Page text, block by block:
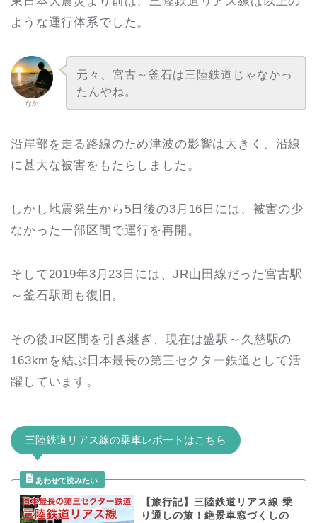
ような運行体系でした。
なか
元々、宮古～釜石は三陸鉄道じゃなかっ
たんやね。
沿岸部を走る路線のため津波の影響は大きく、沿線
に甚大な被害をもたらしました。
しかし地震発生から5日後の3月16日には、被害の少
なかった一部区間で運行を再開。
そして2019年3月23日には、JR山田線だった宮古駅
～釜石駅間も復旧。
その後JR区間を引き継ぎ、現在は盛駅～久慈駅の
163kmを結ぶ日本最長の第三セクター鉄道として活
躍しています。
三陸鉄道リアス線の乗車レポートはこちら
【旅行記】三陸鉄道リアス線 乗
り通しの旅！絶景車窓づくしの